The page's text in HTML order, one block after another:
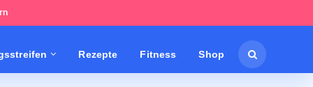
Rezepte Fitness Shop